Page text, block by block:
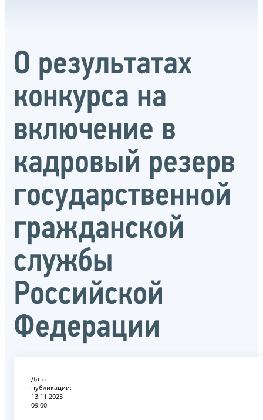
О результатах
конкурса на
включение в
кадровый резерв
государственной
гражданской
службы
Российской
Федерации
Дата
публикации:
13.11.2025
09:00